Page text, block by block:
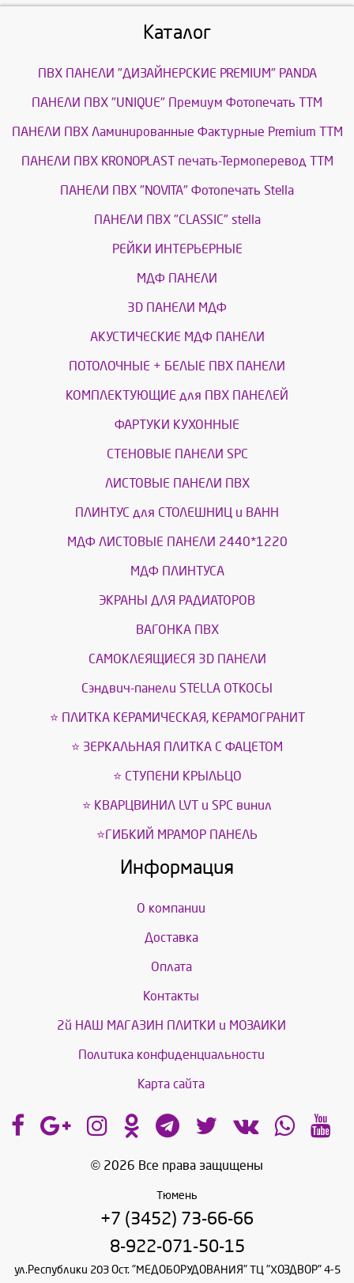
Каталог
ПВХ ПАНЕЛИ "ДИЗАЙНЕРСКИЕ PREMIUM" PANDA
ПАНЕЛИ ПВХ "UNIQUE" Премиум Фотопечать ТТМ
ПАНЕЛИ ПВХ Ламинированные Фактурные Premium ТТМ
ПАНЕЛИ ПВХ KRONOPLAST печать-Термоперевод ТТМ
ПАНЕЛИ ПВХ "NOVITA" Фотопечать Stella
ПАНЕЛИ ПВХ "CLASSIC" stella
РЕЙКИ ИНТЕРЬЕРНЫЕ
МДФ ПАНЕЛИ
3D ПАНЕЛИ МДФ
АКУСТИЧЕСКИЕ МДФ ПАНЕЛИ
ПОТОЛОЧНЫЕ + БЕЛЫЕ ПВХ ПАНЕЛИ
КОМПЛЕКТУЮЩИЕ для ПВХ ПАНЕЛЕЙ
ФАРТУКИ КУХОННЫЕ
СТЕНОВЫЕ ПАНЕЛИ SPC
ЛИСТОВЫЕ ПАНЕЛИ ПВХ
ПЛИНТУС для СТОЛЕШНИЦ и ВАНН
МДФ ЛИСТОВЫЕ ПАНЕЛИ 2440*1220
МДФ ПЛИНТУСА
ЭКРАНЫ ДЛЯ РАДИАТОРОВ
ВАГОНКА ПВХ
САМОКЛЕЯЩИЕСЯ 3D ПАНЕЛИ
Сэндвич-панели STELLA ОТКОСЫ
⭐ ПЛИТКА КЕРАМИЧЕСКАЯ, КЕРАМОГРАНИТ
⭐ ЗЕРКАЛЬНАЯ ПЛИТКА С ФАЦЕТОМ
⭐ СТУПЕНИ КРЫЛЬЦО
⭐ КВАРЦВИНИЛ LVT и SPС винил
⭐ГИБКИЙ МРАМОР ПАНЕЛЬ
Информация
О компании
Доставка
Оплата
Контакты
2й НАШ МАГАЗИН ПЛИТКИ и МОЗАИКИ
Политика конфиденциальности
Карта сайта
© 2026 Все права защищены
Тюмень
+7 (3452) 73-66-66
8-922-071-50-15
ул.Республики 203 Ост. "МЕДОБОРУДОВАНИЯ" ТЦ "ХОЗДВОР" 4-5